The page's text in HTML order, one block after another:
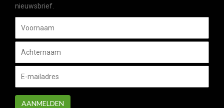
nieuwsbrief.
AANMELDEN